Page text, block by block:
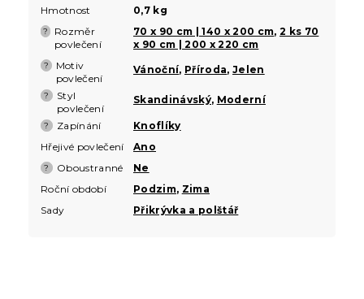
Hmotnost 0,7 kg
?
Rozměr
povlečení
70 x 90 cm | 140 x 200 cm,2 ks 70
x 90 cm | 200 x 220 cm
?
Motiv
povlečení
Vánoční, Příroda,Jelen
?
Styl
povlečení
Skandinávský, Moderní
? Zapínání
Knoflíky
Hřejivé povlečení
Ano
? Oboustranné
Ne
Roční období
Podzim, Zima
Sady
Přikrývka a polštář